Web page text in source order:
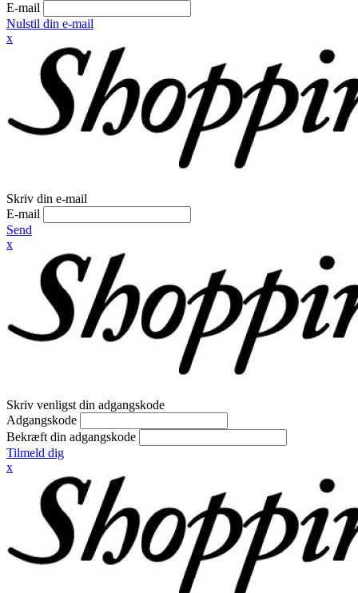
E-mail
Nulstil din e-mail
x
Skriv din e-mail
E-mail
Send
x
Skriv venligst din adgangskode
Adgangskode
Bekræft din adgangskode
Tilmeld dig
x